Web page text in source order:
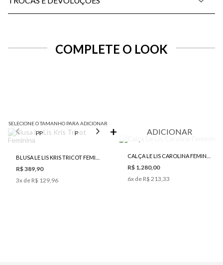
COMPLETE O LOOK
SELECIONE O TAMANHO PARA ADICIONAR
PP P M
R$ 389,90
3x de R$ 129,96
ADICIONAR
R$ 1.280,00
6x de R$ 213,33